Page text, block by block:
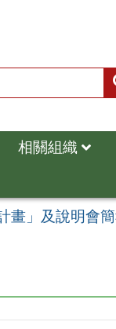
相關組織
」及說明會簡